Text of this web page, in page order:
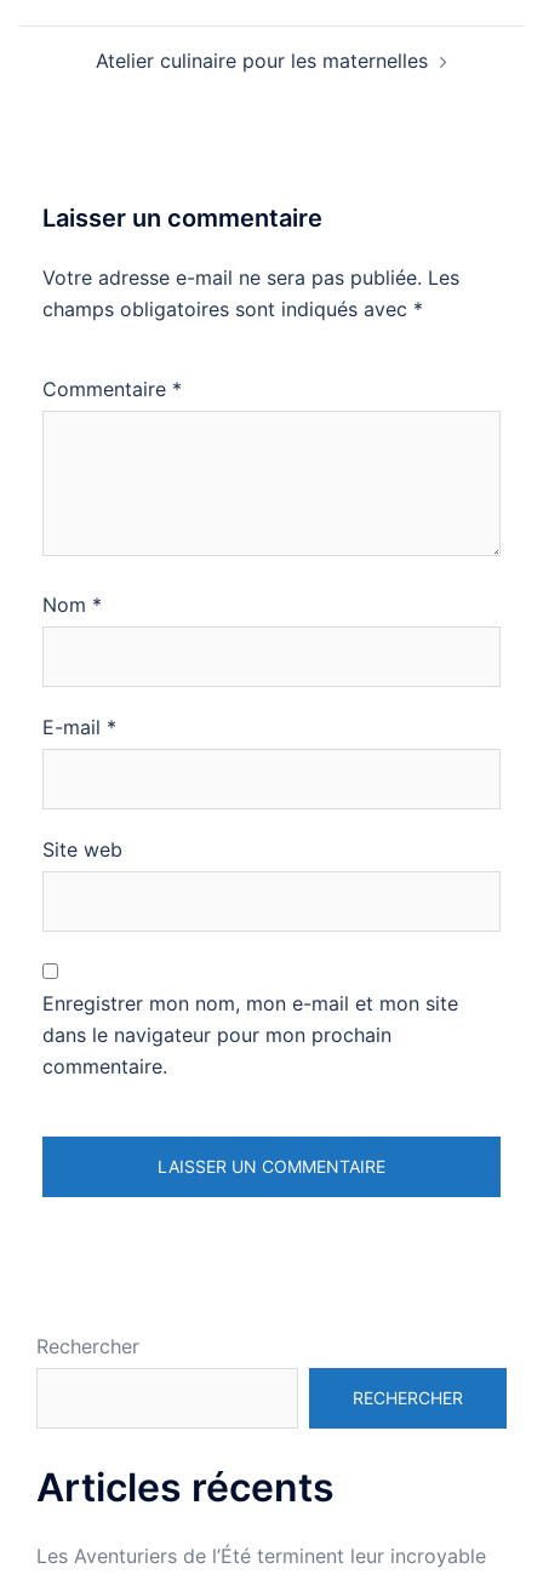
Atelier culinaire pour les maternelles
Laisser un commentaire
Votre adresse e-mail ne sera pas publiée. Les
champs obligatoires sont indiqués avec *
Commentaire *
Nom *
E-mail *
Site web
Enregistrer mon nom, mon e-mail et mon site
dans le navigateur pour mon prochain
commentaire.
Rechercher
RECHERCHER
Articles récents
Les Aventuriers de l’Été terminent leur incroyable